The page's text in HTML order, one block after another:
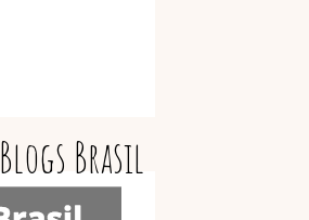
Blogs Brasil